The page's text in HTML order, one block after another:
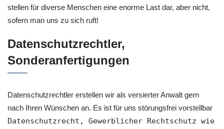
stellen für diverse Menschen eine enorme Last dar, aber nicht,
sofern man uns zu sich ruft!
Datenschutzrechtler,
Sonderanfertigungen
Datenschutzrechtler erstellen wir als versierter Anwalt gern
nach Ihren Wünschen an. Es ist für uns störungsfrei vorstellbar
Datenschutzrecht, Gewerblicher Rechtschutz wie